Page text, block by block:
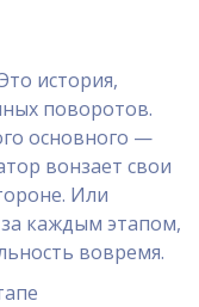
история,
поворотов.
основного —
вонзает свои
Или
каждым этапом,
вовремя.